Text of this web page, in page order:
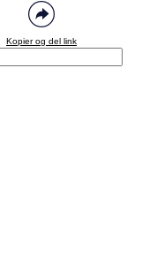
Kopier og del link